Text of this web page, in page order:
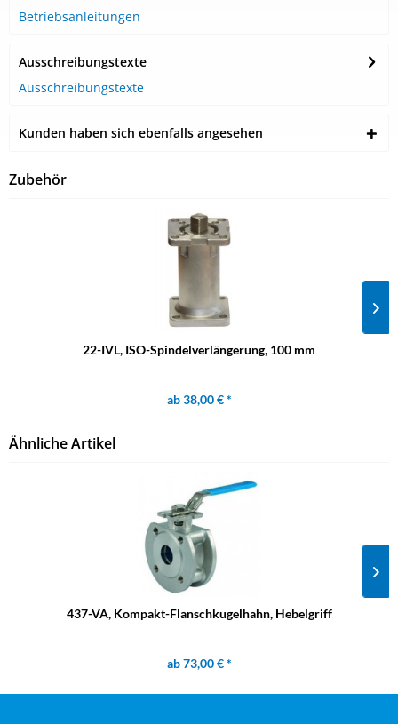
Betriebsanleitungen
Ausschreibungstexte
Ausschreibungstexte
Kunden haben sich ebenfalls angesehen
Zubehör
22-IVL, ISO-Spindelverlängerung, 100 mm
ab 38,00 € *
Ähnliche Artikel
437-VA, Kompakt-Flanschkugelhahn, Hebelgriff
ab 73,00 € *